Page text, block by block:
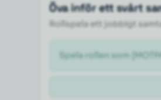
Öva inför ett svårt
Rollspela ett jobbigt
Spela rollen som